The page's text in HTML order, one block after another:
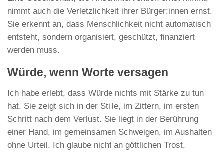
nimmt auch die Verletzlichkeit ihrer Bürger:innen ernst.
Sie erkennt an, dass Menschlichkeit nicht automatisch
entsteht, sondern organisiert, geschützt, finanziert
werden muss.
Würde, wenn Worte versagen
Ich habe erlebt, dass Würde nichts mit Stärke zu tun
hat. Sie zeigt sich in der Stille, im Zittern, im ersten
Schritt nach dem Verlust. Sie liegt in der Berührung
einer Hand, im gemeinsamen Schweigen, im Aushalten
ohne Urteil. Ich glaube nicht an göttlichen Trost,